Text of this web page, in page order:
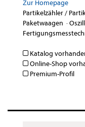
Zur Homepage
Partikelzähler /
Paketwaagen ·
Katalog
Online-Shop
Premium-Profil